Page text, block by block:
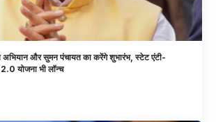
अभियान और सुमन पंचायत का करेंगे शुभारंभ, स्टेट एंटी-
योजना भी लॉन्च